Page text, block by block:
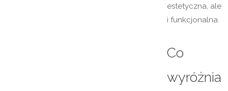
estetyczna, ale
i funkcjonalna.
Co
wyróżnia